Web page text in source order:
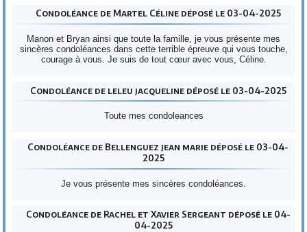
Condoléance de Martel Céline déposé le 03-04-2025
Manon et Bryan ainsi que toute la famille, je vous présente mes
sincères condoléances dans cette terrible épreuve qui vous touche,
courage à vous. Je suis de tout cœur avec vous, Céline.
Condoléance de leleu jacqueline déposé le 03-04-2025
Toute mes condoleances
Condoléance de Bellenguez jean marie déposé le 03-04-
2025
Je vous présente mes sincères condoléances.
Condoléance de Rachel et Xavier Sergeant déposé le 04-
04-2025